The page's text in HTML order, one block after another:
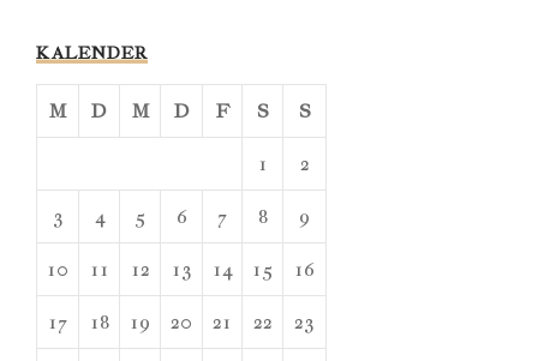
KALENDER
M D M D F S S
1 2
3 4 5 6 7 8 9
10 11 12 13 14 15 16
17 18 19 20 21 22 23